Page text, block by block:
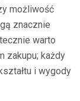
możliwość
znacznie
warto
zakupu; każdy
i wygody